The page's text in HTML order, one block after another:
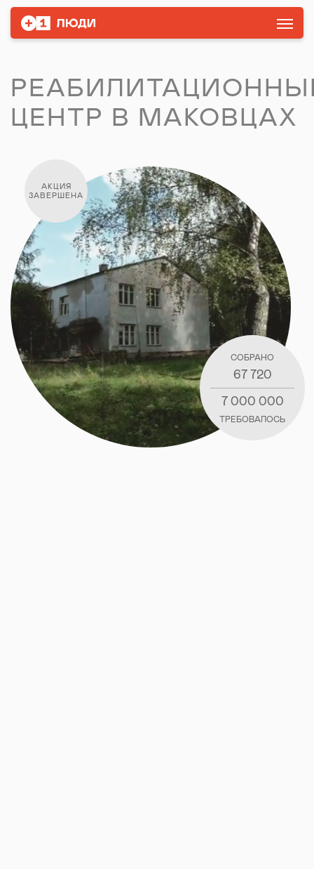
ЦЕНТР В МАКОВЦАХ
АКЦИЯ
ЗАВЕРШЕНА
СОБРАНО
67 720
7 000 000
ТРЕБОВАЛОСЬ